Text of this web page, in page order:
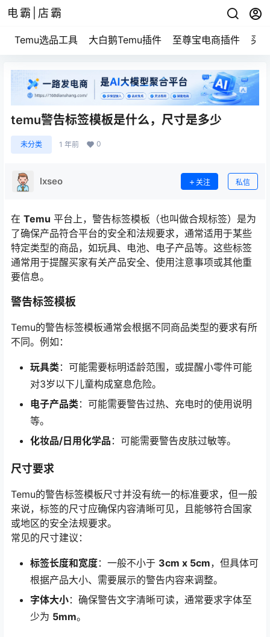
电霸|店霸
Temu选品工具 大白鹅Temu插件 至尊宝电商插件 买
temu警告标签模板是什么，尺寸是多少
未分类 1 年前 0
lxseo 关注 私信
在 Temu 平台上，警告标签模板（也叫做合规标签）是为
了确保产品符合平台的安全和法规要求，通常适用于某些
特定类型的商品，如玩具、电池、电子产品等。这些标签
通常用于提醒买家有关产品安全、使用注意事项或其他重
要信息。
警告标签模板
Temu的警告标签模板通常会根据不同商品类型的要求有所
不同。例如：
玩具类：可能需要标明适龄范围，或提醒小零件可能
对3岁以下儿童构成窒息危险。
电子产品类：可能需要警告过热、充电时的使用说明
等。
化妆品/日用化学品 ：可能需要警告皮肤过敏等。
尺寸要求
Temu的警告标签模板尺寸并没有统一的标准要求，但一般
来说，标签的尺寸应确保内容清晰可见，且能够符合国家
或地区的安全法规要求。
常见的尺寸建议：
标签长度和宽度：一般不小于 3cm x 5cm，但具体可
根据产品大小、需要展示的警告内容来调整。
字体大小：确保警告文字清晰可读，通常要求字体至
少为 5mm。